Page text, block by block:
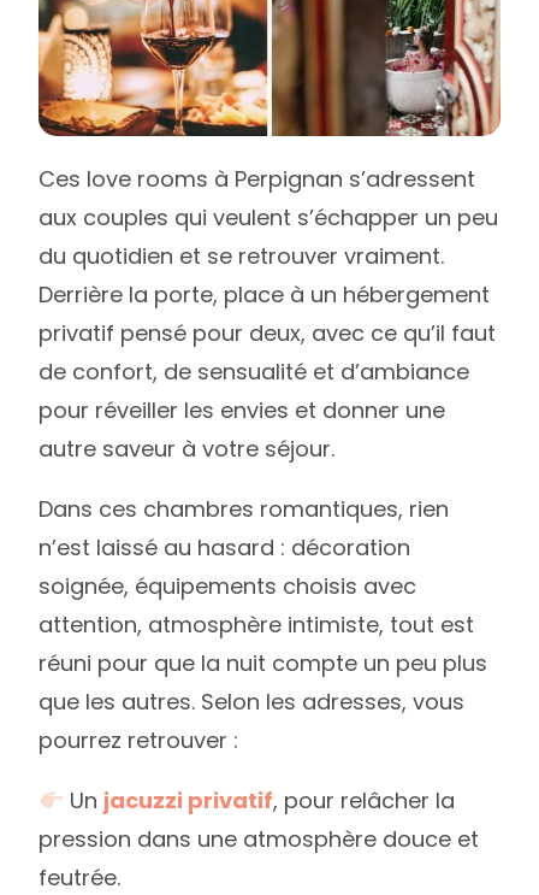
Ces love rooms à Perpignan s’adressent
aux couples qui veulent s’échapper un peu
du quotidien et se retrouver vraiment.
Derrière la porte, place à un hébergement
privatif pensé pour deux, avec ce qu’il faut
de confort, de sensualité et d’ambiance
pour réveiller les envies et donner une
autre saveur à votre séjour.
Dans ces chambres romantiques, rien
n’est laissé au hasard : décoration
soignée, équipements choisis avec
attention, atmosphère intimiste, tout est
réuni pour que la nuit compte un peu plus
que les autres. Selon les adresses, vous
pourrez retrouver :
Un jacuzzi privatif, pour relâcher la
pression dans une atmosphère douce et
feutrée.